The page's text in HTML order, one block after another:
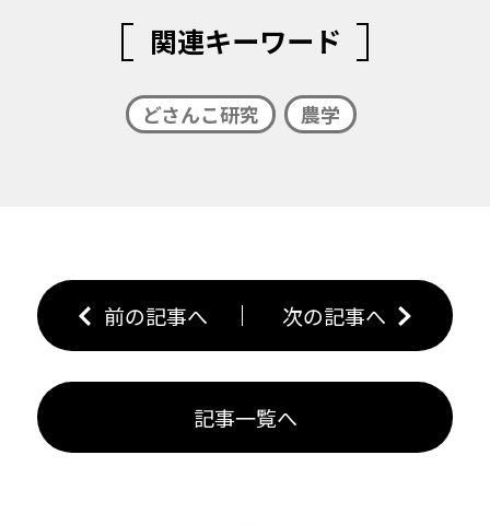
関連キーワード
どさんこ研究 農学
前の記事へ 次の記事へ
記事一覧へ